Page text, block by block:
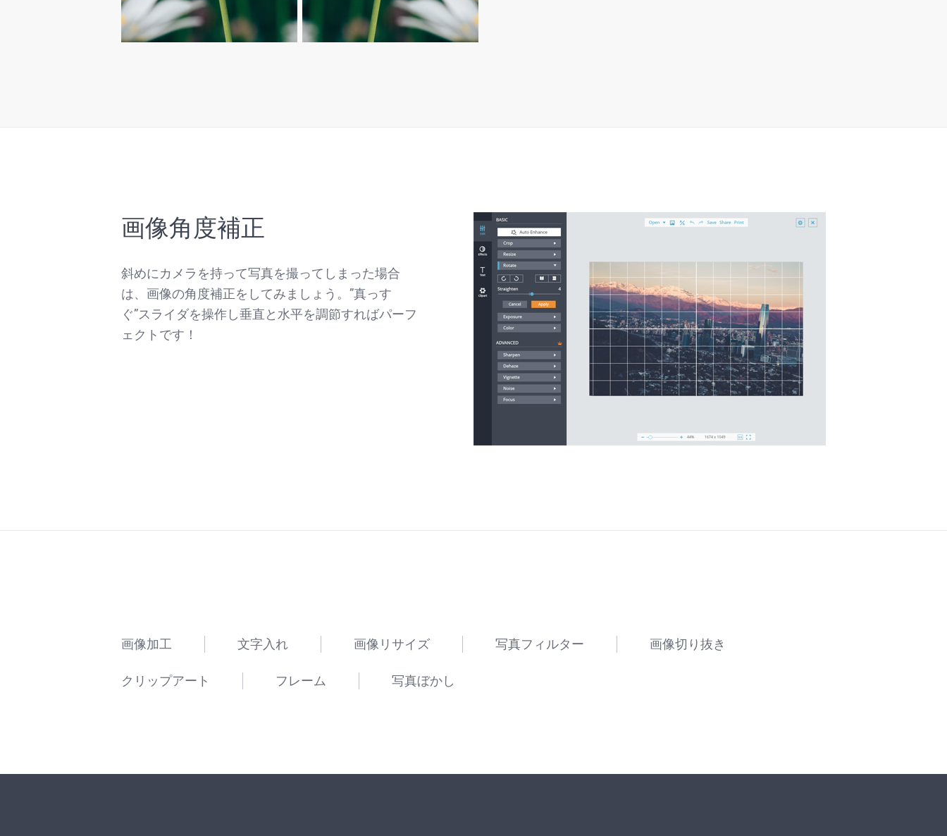
画像角度補正
斜めにカメラを持って写真を撮ってしまった場合
は、画像の角度補正をしてみましょう。”真っす
ぐ”スライダを操作し垂直と水平を調節すればパーフ
ェクトです！
画像加工 文字入れ 画像リサイズ 写真フィルター 画像切り抜き
クリップアート フレーム 写真ぼかし